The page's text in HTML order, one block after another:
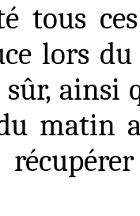
tous
lors
ainsi
matin